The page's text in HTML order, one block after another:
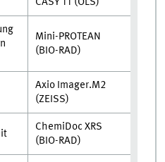
Mini-PROTEAN
(BIO-RAD)
Axio Imager.M2
(ZEISS)
ChemiDoc XRS
(BIO-RAD)